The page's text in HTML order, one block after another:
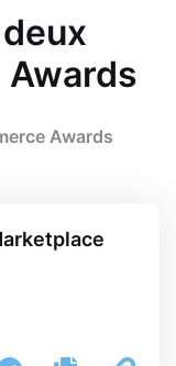
Awards
Awards